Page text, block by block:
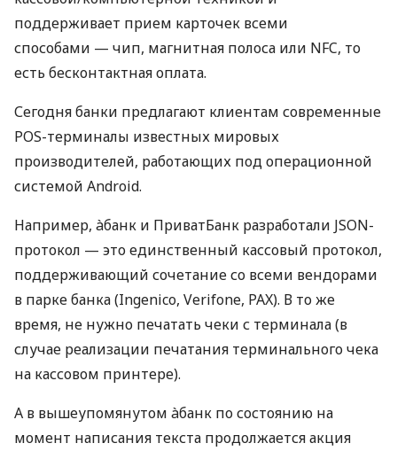
поддерживает прием карточек всеми
способами — чип, магнитная полоса или NFC, то
есть бесконтактная оплата.
Сегодня банки предлагают клиентам современные
POS-терминалы известных мировых
производителей, работающих под операционной
системой Android.
Например, àбанк и ПриватБанк разработали JSON-
протокол — это единственный кассовый протокол,
поддерживающий сочетание со всеми вендорами
в парке банка (Ingenico, Verifone, PAX). В то же
время, не нужно печатать чеки с терминала (в
случае реализации печатания терминального чека
на кассовом принтере).
А в вышеупомянутом àбанк по состоянию на
момент написания текста продолжается акция